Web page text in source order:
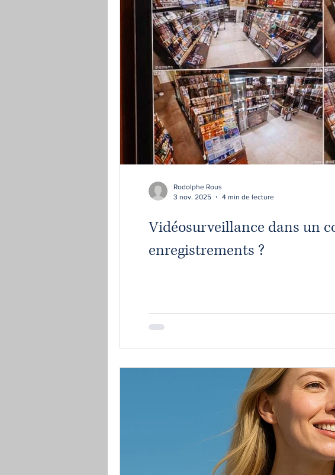
Vidéosurveillance dans un
enregistrements ?
Rodolphe Rous
3 nov. 2025
4 min de lecture